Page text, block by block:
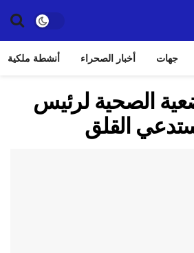
جهات أخبار الصحراء أنشطة ملكية
الصحية لرئيس
القلق